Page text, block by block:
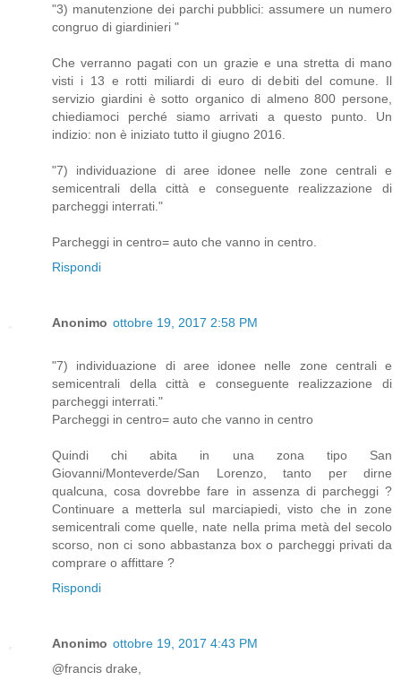
"3) manutenzione dei parchi pubblici: assumere un numero
congruo di giardinieri "
Che verranno pagati con un grazie e una stretta di mano
visti i 13 e rotti miliardi di euro di debiti del comune. Il
servizio giardini è sotto organico di almeno 800 persone,
chiediamoci perché siamo arrivati a questo punto. Un
indizio: non è iniziato tutto il giugno 2016.
"7) individuazione di aree idonee nelle zone centrali e
semicentrali della città e conseguente realizzazione di
parcheggi interrati."
Parcheggi in centro= auto che vanno in centro.
Rispondi
Anonimo ottobre 19, 2017 2:58 PM
"7) individuazione di aree idonee nelle zone centrali e
semicentrali della città e conseguente realizzazione di
parcheggi interrati."
Parcheggi in centro= auto che vanno in centro
Quindi chi abita in una zona tipo San
Giovanni/Monteverde/San Lorenzo, tanto per dirne
qualcuna, cosa dovrebbe fare in assenza di parcheggi ?
Continuare a metterla sul marciapiedi, visto che in zone
semicentrali come quelle, nate nella prima metà del secolo
scorso, non ci sono abbastanza box o parcheggi privati da
comprare o affittare ?
Rispondi
Anonimo ottobre 19, 2017 4:43 PM
@francis drake,